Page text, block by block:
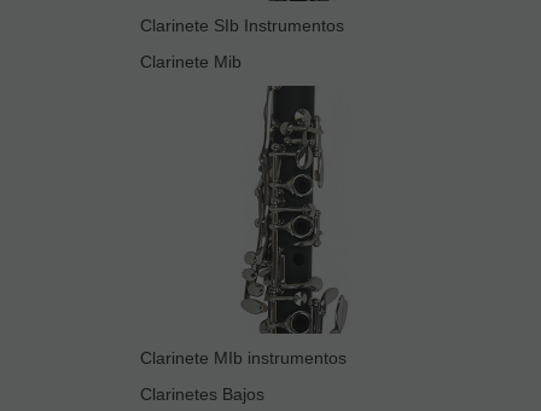
Clarinete SIb Instrumentos
Clarinete Mib
Clarinete MIb instrumentos
Clarinetes Bajos